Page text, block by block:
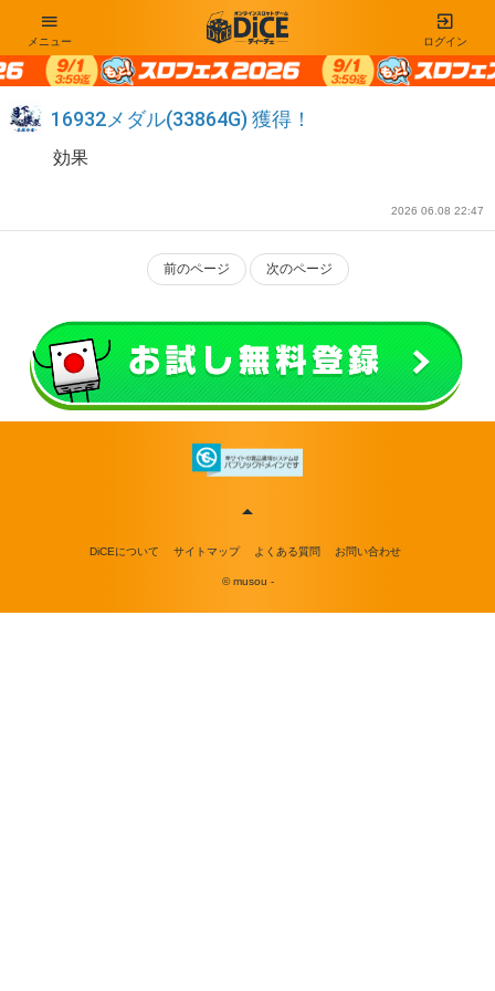
ログイン
メニュー
16932メダル(33864G) 獲得！
効果
2026 06.08 22:47
前のページ 次のページ
DiCEについて サイトマップ よくある質問 お問い合わせ
© musou -